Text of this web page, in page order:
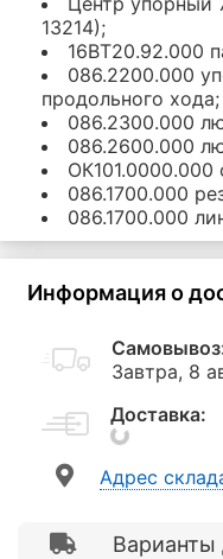
13214);
16ВТ20.92.000
086.2200.000
продольного хода;
086.2300.000
086.2600.000
ОК101.0000.000
086.1700.000
086.1700.000
Информация о
Завтра, 8
Доставка:
Aдрес
Варианты